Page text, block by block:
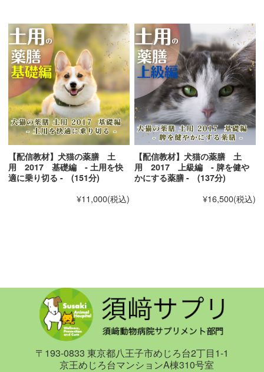
・ホワイトチャウダー
・巻き寿司
・おせち
・健康チェックシート
・元気になってごちそうさま
・監修者・レシピ提供者のみなさま
【配信教材】犬猫の薬膳 土
用 2017 基礎編 - 土用を快
適に乗り切る - (151分)
¥11,000(税込)
【配信教材】犬猫の薬膳 土
用 2017 上級編 - 脾を健や
かにする薬膳 - (137分)
¥16,500(税込)
〒193-0833 東京都八王子市めじろ台2丁目1-1
京王めじろ台マンションA棟310号室